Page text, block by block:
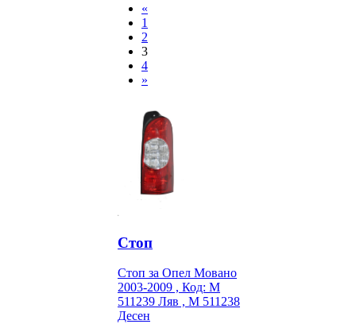
«
1
2
3
4
»
Стоп
Стоп за Опел Мовано
2003-2009 , Код: M
511239 Ляв , M 511238
Десен